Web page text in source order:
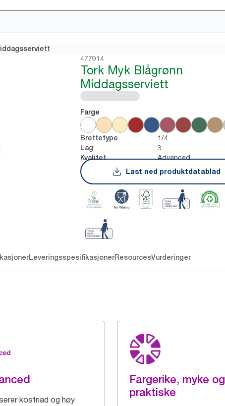
477914
Tork Myk Blågrønn
Middagsserviett
Farge
Brettetype 1/4
Lag 3
Kvalitet
Advanced
Last ned produktdatablad
LeveringsspesifikasjonerResourcesVurderinger
kostnad og høy
Fargerike, myke og
praktiske